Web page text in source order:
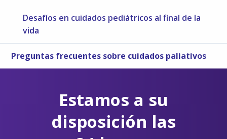
Desafíos en cuidados pediátricos al final de la
vida
Preguntas frecuentes sobre cuidados paliativos
Estamos a su
disposición las